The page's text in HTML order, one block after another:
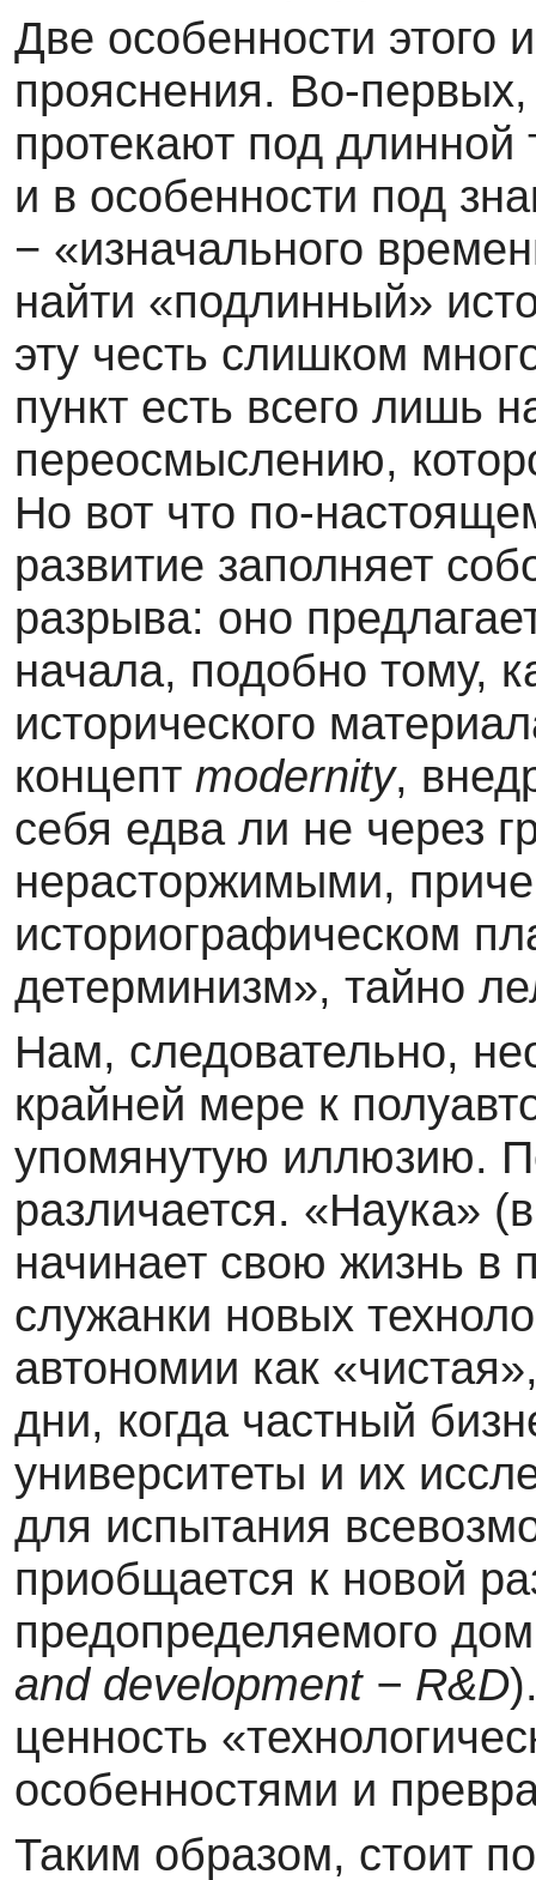
Две особенности этого
прояснения. Во-
протекают под
и в особенности под
− «изначального
найти «подлинный»
эту честь слишком
пункт есть всего лишь
переосмыслению,
Но вот что по-
развитие заполняет
разрыва: оно
начала, подобно тому,
исторического
концепт modernity,
себя едва ли не через
нерасторжимыми,
историографическом
детерминизм», тайно
Нам, следовательно,
крайней мере к
упомянутую иллюзию.
различается. «Наука»
начинает свою жизнь в
служанки новых
автономии как
дни, когда частный
университеты и их
для испытания
приобщается к новой
предопределяемого
and development − R&D
ценность
особенностями и
Таким образом, стоит